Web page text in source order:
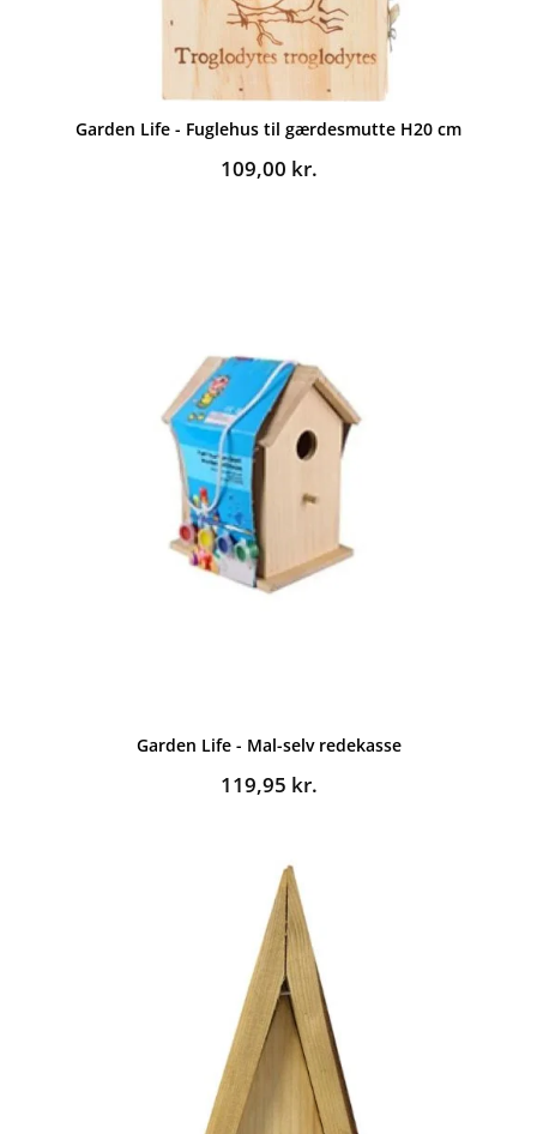
Garden Life - Fuglehus til gærdesmutte H20 cm
109,00 kr.
Garden Life - Mal-selv redekasse
119,95 kr.